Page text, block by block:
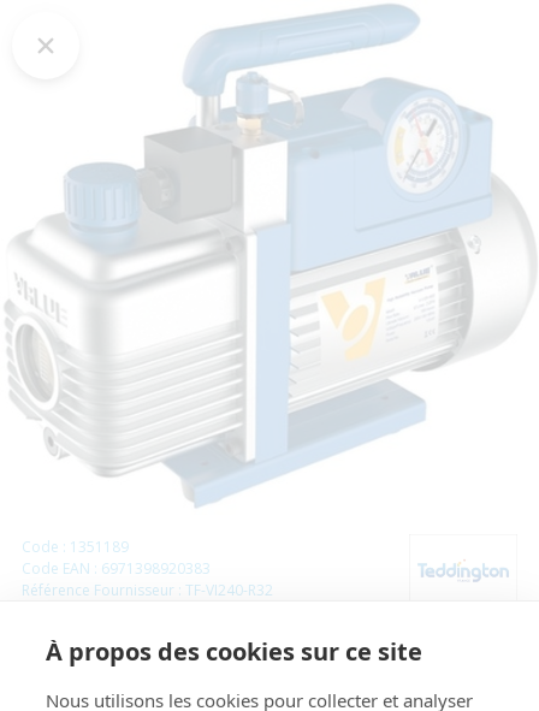
Code : 1351189
Code EAN : 6971398920383
Référence Fournisseur : TF-VI240-R32
Pompe à vide double étage - Teddington - R32
À propos des cookies sur ce site
Nous utilisons les cookies pour collecter et analyser